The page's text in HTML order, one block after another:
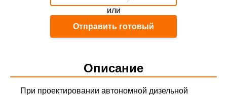
лист
или
Отправить готовый
Описание
При проектировании автономной дизельной